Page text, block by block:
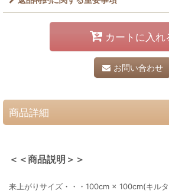
カートに入れ
お問い合わせ
商品詳細
＜＜商品説明＞＞
来上がりサイズ・・・100cm × 100cm(キル